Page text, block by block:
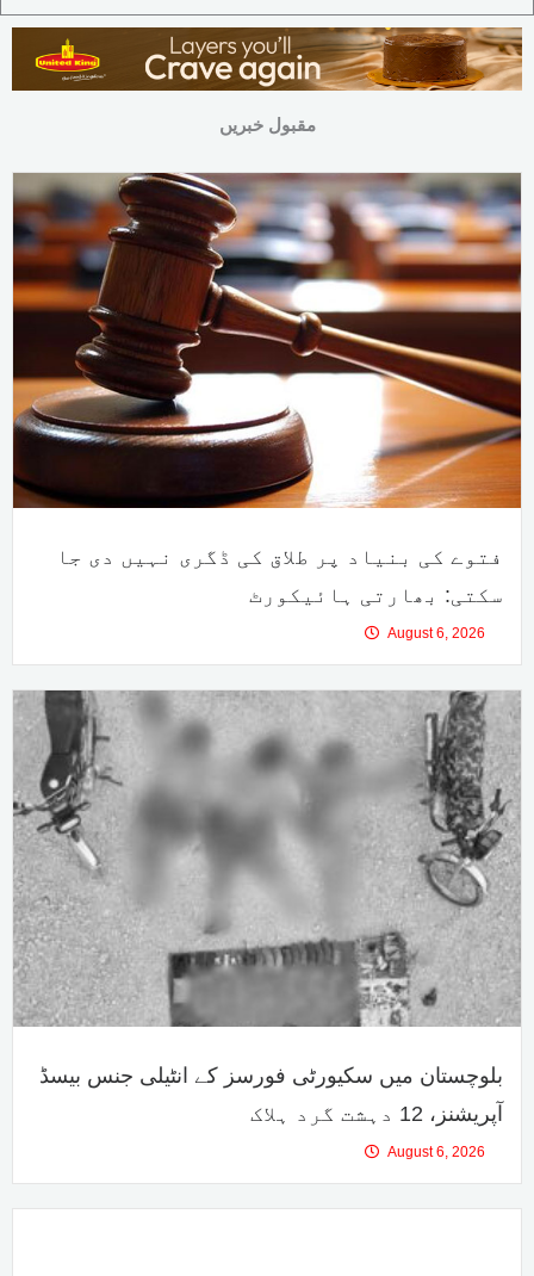
مقبول خبریں
فتوے کی بنیاد پر طلاق کی ڈگری نہیں دی جا
سکتی: بھارتی ہائیکورٹ
August 6, 2026
بلوچستان میں سکیورٹی فورسز کے انٹیلی جنس بیسڈ
آپریشنز، 12 دہشت گرد ہلاک
August 6, 2026